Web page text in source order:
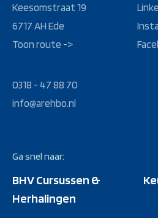
Keesomstraat 19
6717 AH Ede
Toon route ->
0318 - 47 88 70
info@arehbo.nl
Ga snel naar:
BHV Cursussen &
Herhalingen